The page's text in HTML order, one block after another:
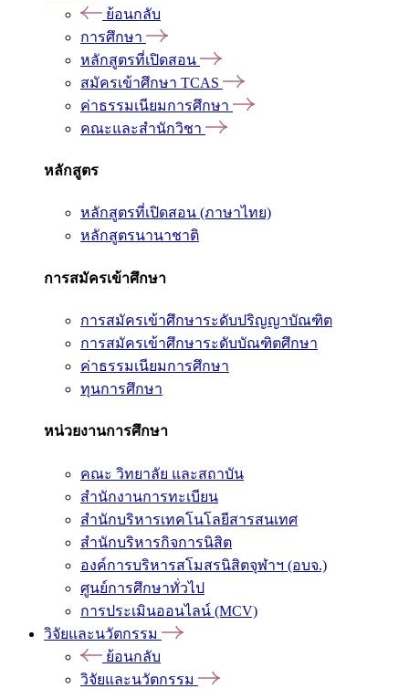
ย้อนกลับ
การศึกษา
หลักสูตรที่เปิดสอน
สมัครเข้าศึกษา TCAS
ค่าธรรมเนียมการศึกษา
คณะและสำนักวิชา
หลักสูตร
หลักสูตรที่เปิดสอน (ภาษาไทย)
หลักสูตรนานาชาติ
การสมัครเข้าศึกษา
การสมัครเข้าศึกษาระดับปริญญาบัณฑิต
การสมัครเข้าศึกษาระดับบัณฑิตศึกษา
ค่าธรรมเนียมการศึกษา
ทุนการศึกษา
หน่วยงานการศึกษา
คณะ วิทยาลัย และสถาบัน
สำนักงานการทะเบียน
สำนักบริหารเทคโนโลยีสารสนเทศ
สำนักบริหารกิจการนิสิต
องค์การบริหารสโมสรนิสิตจุฬาฯ (อบจ.)
ศูนย์การศึกษาทั่วไป
การประเมินออนไลน์ (MCV)
วิจัยและนวัตกรรม
ย้อนกลับ
วิจัยและนวัตกรรม